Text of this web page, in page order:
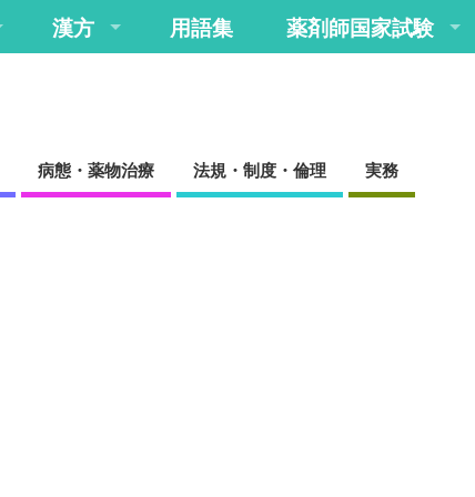
漢方 用語集 薬剤師国家試験
病態・薬物治療 法規・制度・倫理 実務